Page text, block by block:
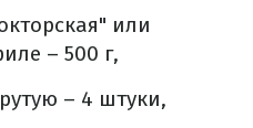
или
– 500 г,
– 4 штуки,